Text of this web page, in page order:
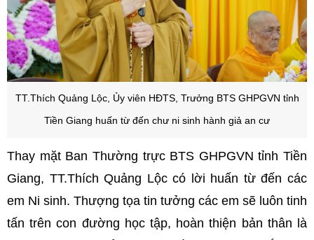
TT.Thích Quảng Lộc, Ủy viên HĐTS, Trưởng BTS GHPGVN tỉnh
Tiền Giang huấn từ đến chư ni sinh hành giả an cư
Thay mặt Ban Thường trực BTS GHPGVN tỉnh Tiền
Giang, TT.Thích Quảng Lộc có lời huấn từ đến các
em Ni sinh. Thượng tọa tin tưởng các em sẽ luôn tinh
tấn trên con đường học tập, hoàn thiện bản thân là